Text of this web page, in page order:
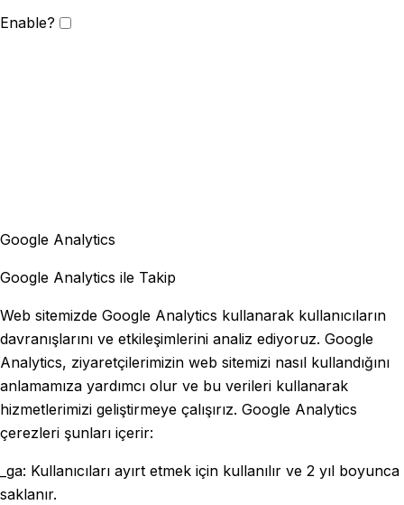
Enable?
Google Analytics
Google Analytics ile Takip
Web sitemizde Google Analytics kullanarak kullanıcıların
davranışlarını ve etkileşimlerini analiz ediyoruz. Google
Analytics, ziyaretçilerimizin web sitemizi nasıl kullandığını
anlamamıza yardımcı olur ve bu verileri kullanarak
hizmetlerimizi geliştirmeye çalışırız. Google Analytics
çerezleri şunları içerir:
_ga: Kullanıcıları ayırt etmek için kullanılır ve 2 yıl boyunca
saklanır.